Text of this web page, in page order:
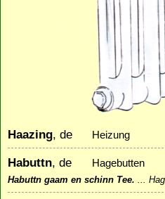
Haazing, de Heizung
Habuttn, de Hagebutten
Habuttn gaam en schinn Tee. ...